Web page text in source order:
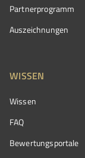
Partnerprogramm
Auszeichnungen
WISSEN
Wissen
FAQ
Bewertungsportale